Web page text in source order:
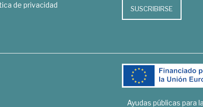
de privacidad
SUSCRIBIRSE
Ayudas públicas para